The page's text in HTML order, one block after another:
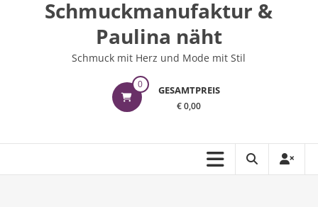
Schmuckmanufaktur &
Paulina näht
Schmuck mit Herz und Mode mit Stil
0 GESAMTPREIS
€ 0,00